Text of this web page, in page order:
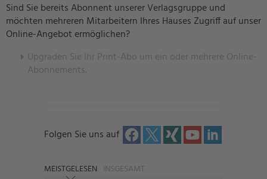
Sind Sie bereits Abonnent unserer Verlagsgruppe und
möchten mehreren Mitarbeitern Ihres Hauses Zugriff auf unser
Online-Angebot ermöglichen?
Upgraden Sie Ihr Print-Abo um ein oder mehrere Online-
Abonnements.
Folgen Sie uns auf
MEISTGELESEN INSGESAMT